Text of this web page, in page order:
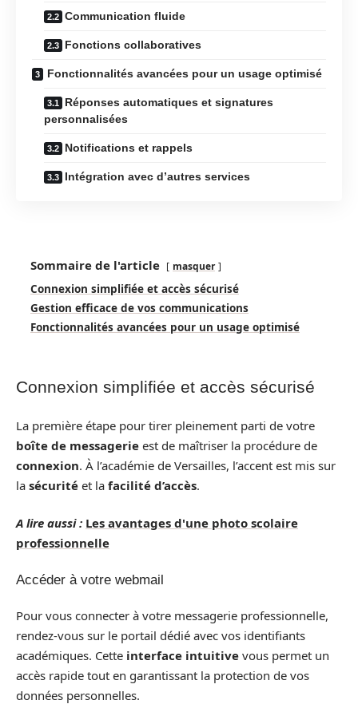
Communication fluide
Fonctions collaboratives
Fonctionnalités avancées pour un usage optimisé
Réponses automatiques et signatures
personnalisées
Notifications et rappels
Intégration avec d’autres services
Sommaire de l'article masquer
Connexion simplifiée et accès sécurisé
Gestion efficace de vos communications
Fonctionnalités avancées pour un usage optimisé
Connexion simplifiée et accès sécurisé
La première étape pour tirer pleinement parti de votre
boîte de messagerie est de maîtriser la procédure de
connexion. À l’académie de Versailles, l’accent est mis sur
la sécurité et la facilité d’accès.
A lire aussi : Les avantages d'une photo scolaire
professionnelle
Accéder à votre webmail
Pour vous connecter à votre messagerie professionnelle,
rendez-vous sur le portail dédié avec vos identifiants
académiques. Cette interface intuitive vous permet un
accès rapide tout en garantissant la protection de vos
données personnelles.